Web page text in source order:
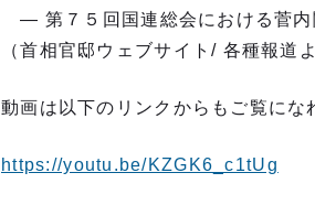
― 第７５回国連総会における菅内
（首相官邸ウェブサイト/ 各種報道よ
動画は以下のリンクからもご覧にな
https://youtu.be/KZGK6_c1tUg